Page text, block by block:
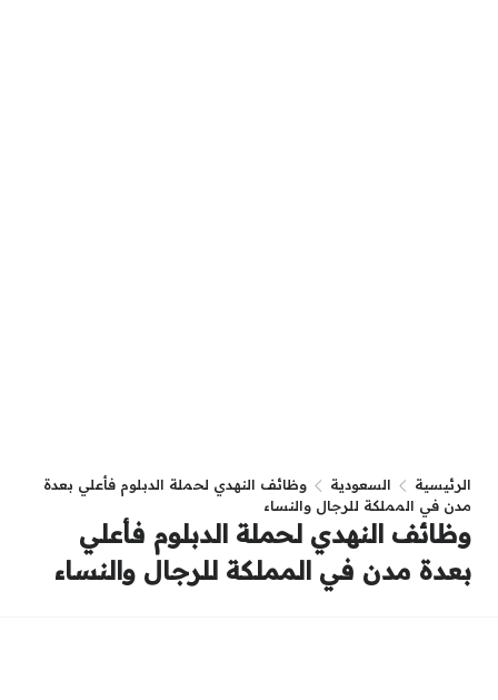
الرئيسية السعودية
وظائف النهدي لحملة الدبلوم فأعلي بعدة
مدن في المملكة للرجال والنساء
وظائف النهدي لحملة الدبلوم فأعلي
بعدة مدن في المملكة للرجال والنساء